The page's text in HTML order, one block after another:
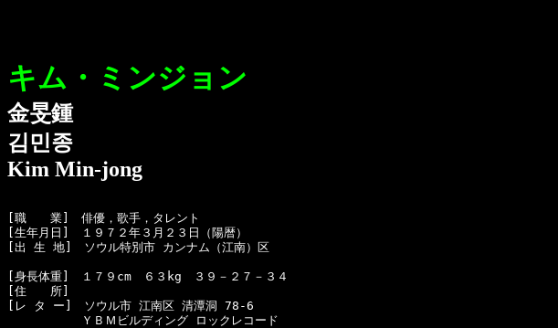
キム・ミンジョン
金旻鍾
김민종
Kim Min-jong
[職　　業]　俳優，歌手，タレント
[生年月日]　１９７２年３月２３日（陽暦）
[出 生 地]　ソウル特別市 カンナム（江南）区
[身長体重]　１７９cm　６３kg　３９－２７－３４
[住　　所]
[レ タ ー]　ソウル市 江南区 清潭洞 78-6
  　　　　　ＹＢＭビルディング ロックレコード